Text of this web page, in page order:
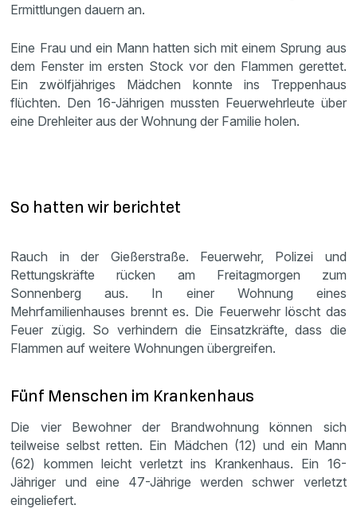
Ermittlungen dauern an.
Eine Frau und ein Mann hatten sich mit einem Sprung aus
dem Fenster im ersten Stock vor den Flammen gerettet.
Ein zwölfjähriges Mädchen konnte ins Treppenhaus
flüchten. Den 16-Jährigen mussten Feuerwehrleute über
eine Drehleiter aus der Wohnung der Familie holen.
So hatten wir berichtet
Rauch in der Gießerstraße. Feuerwehr, Polizei und
Rettungskräfte rücken am Freitagmorgen zum
Sonnenberg aus. In einer Wohnung eines
Mehrfamilienhauses brennt es. Die Feuerwehr löscht das
Feuer zügig. So verhindern die Einsatzkräfte, dass die
Flammen auf weitere Wohnungen übergreifen.
Fünf Menschen im Krankenhaus
Die vier Bewohner der Brandwohnung können sich
teilweise selbst retten. Ein Mädchen (12) und ein Mann
(62) kommen leicht verletzt ins Krankenhaus. Ein 16-
Jähriger und eine 47-Jährige werden schwer verletzt
eingeliefert.